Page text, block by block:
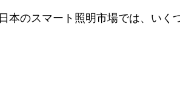
日本のスマート照明市場では、いく